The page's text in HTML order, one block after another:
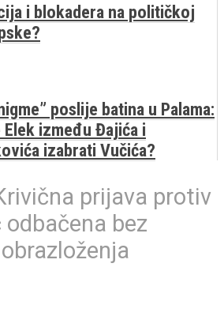
i blokadera na političkoj
poslije batina u Palama:
Elek između Đajića i
izabrati Vučića?
prijava protiv
bez